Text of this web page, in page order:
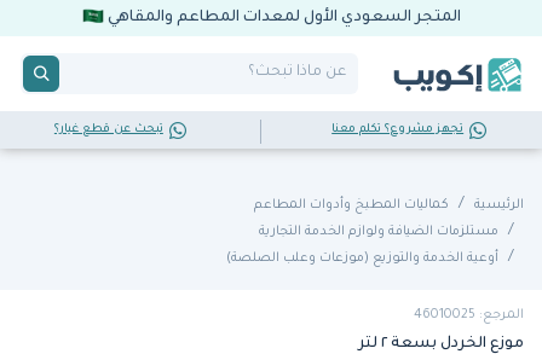
المتجر السعودي الأول لمعدات المطاعم والمقاهي
تجهز مشروع؟ تكلم معنا تبحث عن قطع غيار؟
الرئيسية
كماليات المطبخ وأدوات المطاعم
مستلزمات الضيافة ولوازم الخدمة التجارية
أوعية الخدمة والتوزيع (موزعات وعلب الصلصة)
المرجع: 46010025
موزع الخردل بسعة ٢ لتر